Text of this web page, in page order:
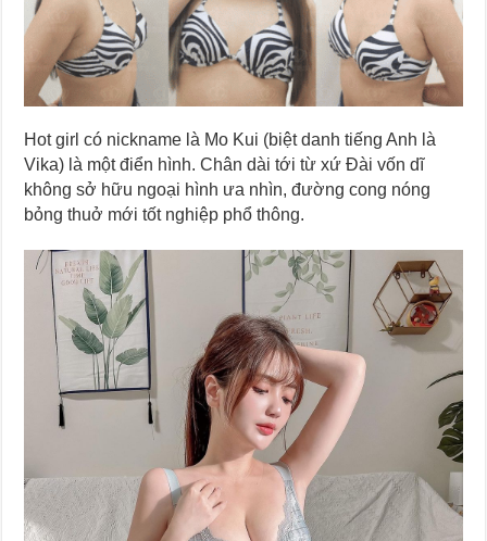
Hot girl có nickname là Mo Kui (biệt danh tiếng Anh là
Vika) là một điển hình. Chân dài tới từ xứ Đài vốn dĩ
không sở hữu ngoại hình ưa nhìn, đường cong nóng
bỏng thuở mới tốt nghiệp phổ thông.